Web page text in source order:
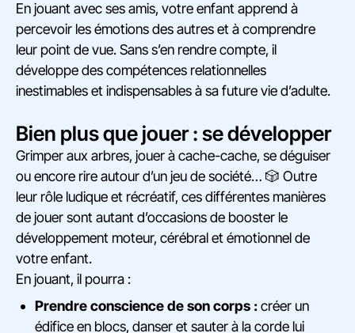
En jouant avec ses amis, votre enfant apprend à
percevoir les émotions des autres et à comprendre
leur point de vue. Sans s’en rendre compte, il
développe des compétences relationnelles
inestimables et indispensables à sa future vie d’adulte.
Bien plus que jouer : se développer
Grimper aux arbres, jouer à cache-cache, se déguiser
ou encore rire autour d’un jeu de société… 🎲 Outre
leur rôle ludique et récréatif, ces différentes manières
de jouer sont autant d’occasions de booster le
développement moteur, cérébral et émotionnel de
votre enfant.
En jouant, il pourra :
Prendre conscience de son corps :créer un
édifice en blocs, danser et sauter à la corde lui